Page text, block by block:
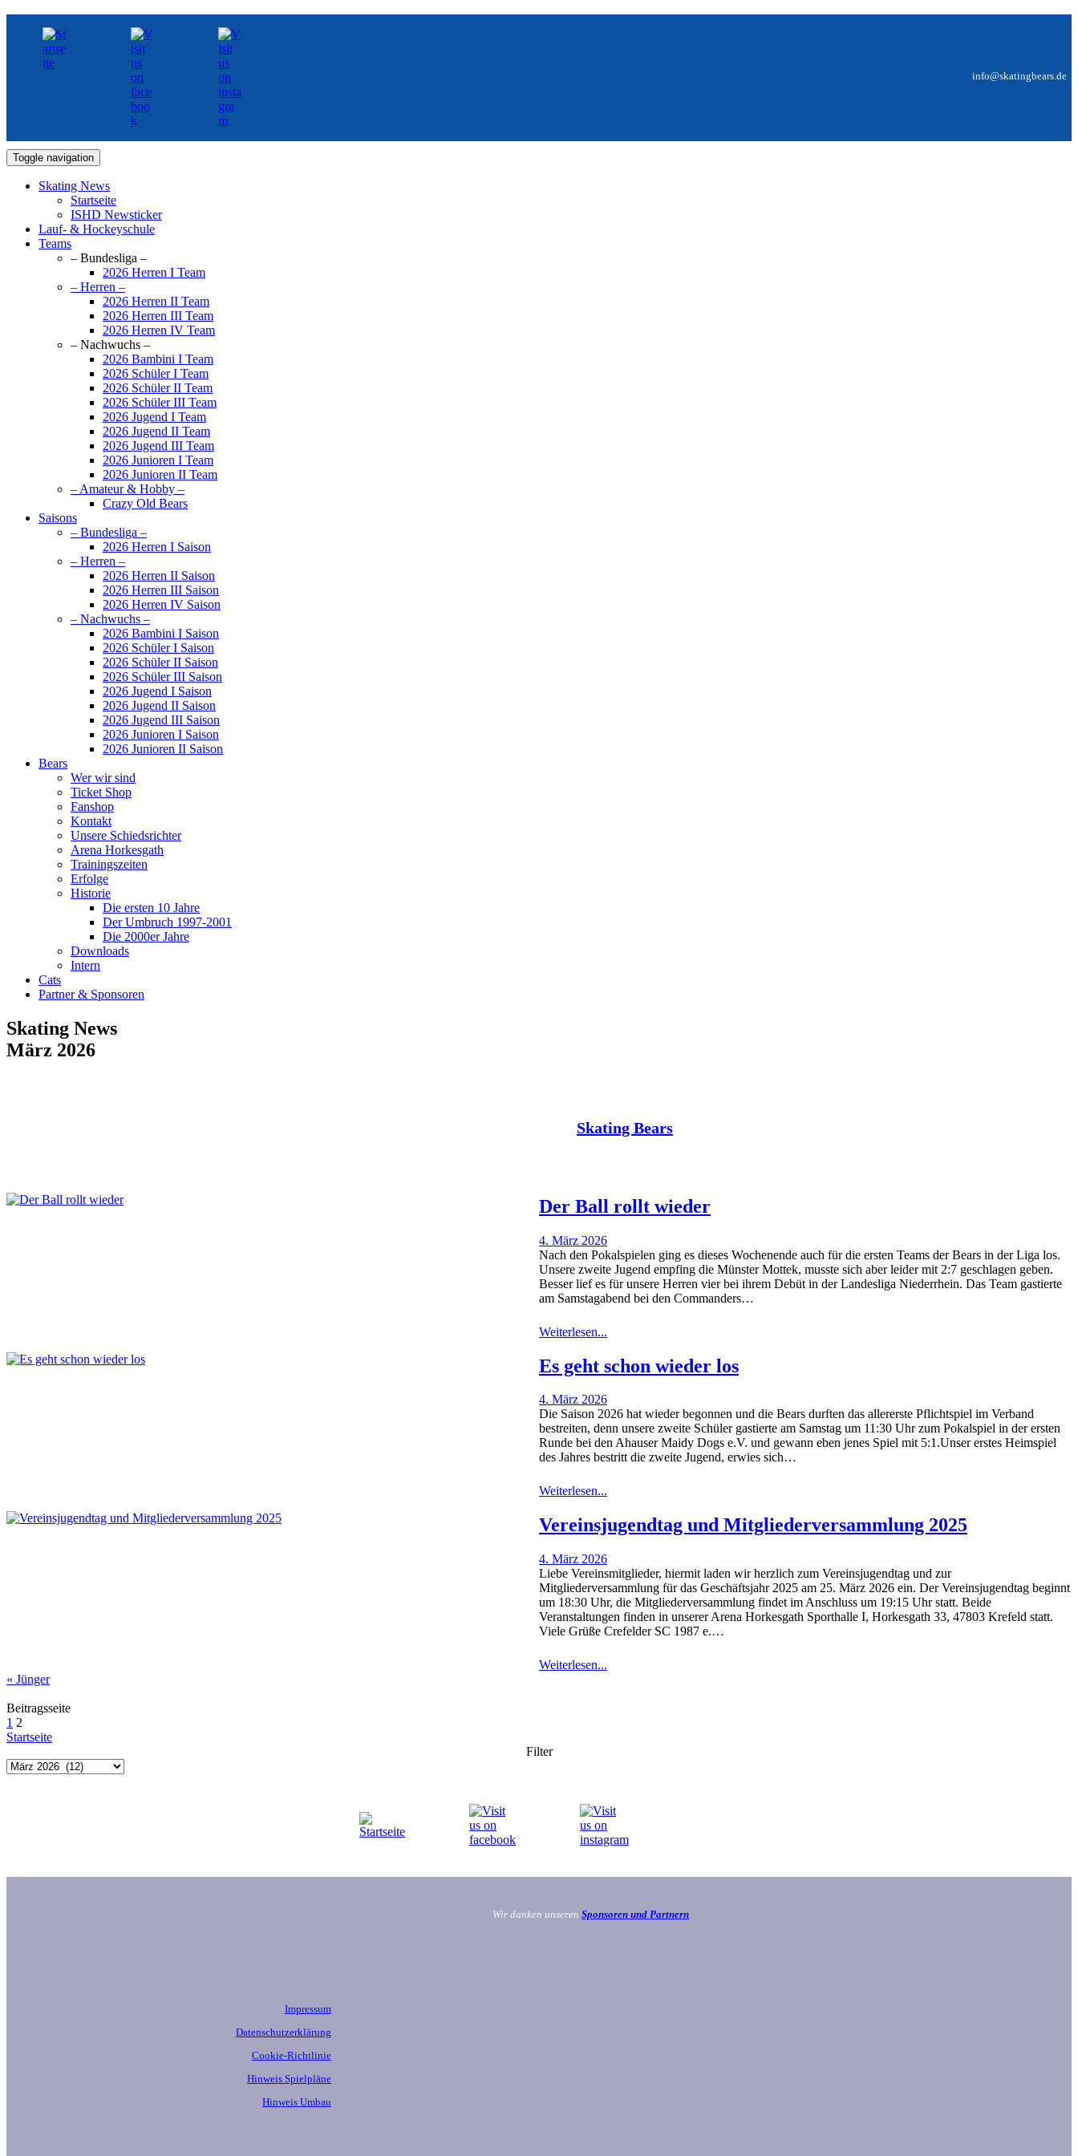
info@skatingbears.de
Toggle navigation
Skating News
Startseite
ISHD Newsticker
Lauf- & Hockeyschule
Teams
– Bundesliga –
2026 Herren I Team
– Herren –
2026 Herren II Team
2026 Herren III Team
2026 Herren IV Team
– Nachwuchs –
2026 Bambini I Team
2026 Schüler I Team
2026 Schüler II Team
2026 Schüler III Team
2026 Jugend I Team
2026 Jugend II Team
2026 Jugend III Team
2026 Junioren I Team
2026 Junioren II Team
– Amateur & Hobby –
Crazy Old Bears
Saisons
– Bundesliga –
2026 Herren I Saison
– Herren –
2026 Herren II Saison
2026 Herren III Saison
2026 Herren IV Saison
– Nachwuchs –
2026 Bambini I Saison
2026 Schüler I Saison
2026 Schüler II Saison
2026 Schüler III Saison
2026 Jugend I Saison
2026 Jugend II Saison
2026 Jugend III Saison
2026 Junioren I Saison
2026 Junioren II Saison
Bears
Wer wir sind
Ticket Shop
Fanshop
Kontakt
Unsere Schiedsrichter
Arena Horkesgath
Trainingszeiten
Erfolge
Historie
Die ersten 10 Jahre
Der Umbruch 1997-2001
Die 2000er Jahre
Downloads
Intern
Cats
Partner & Sponsoren
Skating News
März 2026
Skating Bears
Der Ball rollt wieder
4. März 2026
Nach den Pokalspielen ging es dieses Wochenende auch für die ersten Teams der Bears in der Liga los.
Unsere zweite Jugend empfing die Münster Mottek, musste sich aber leider mit 2:7 geschlagen geben.
Besser lief es für unsere Herren vier bei ihrem Debüt in der Landesliga Niederrhein. Das Team gastierte
am Samstagabend bei den Commanders…
Weiterlesen...
Es geht schon wieder los
4. März 2026
Die Saison 2026 hat wieder begonnen und die Bears durften das allererste Pflichtspiel im Verband
bestreiten, denn unsere zweite Schüler gastierte am Samstag um 11:30 Uhr zum Pokalspiel in der ersten
Runde bei den Ahauser Maidy Dogs e.V. und gewann eben jenes Spiel mit 5:1.Unser erstes Heimspiel
des Jahres bestritt die zweite Jugend, erwies sich…
Weiterlesen...
Vereinsjugendtag und Mitgliederversammlung 2025
4. März 2026
Liebe Vereinsmitglieder, hiermit laden wir herzlich zum Vereinsjugendtag und zur
Mitgliederversammlung für das Geschäftsjahr 2025 am 25. März 2026 ein. Der Vereinsjugendtag beginnt
um 18:30 Uhr, die Mitgliederversammlung findet im Anschluss um 19:15 Uhr statt. Beide
Veranstaltungen finden in unserer Arena Horkesgath Sporthalle I, Horkesgath 33, 47803 Krefeld statt.
Viele Grüße Crefelder SC 1987 e.…
Weiterlesen...
« Jünger
Beitragsseite
1 2
Startseite
Filter
Archiv
Impressum
Datenschutzerklärung
Cookie-Richtlinie
Hinweis Spielpläne
Hinweis Umbau
Wir danken unserenSponsoren und Partnern